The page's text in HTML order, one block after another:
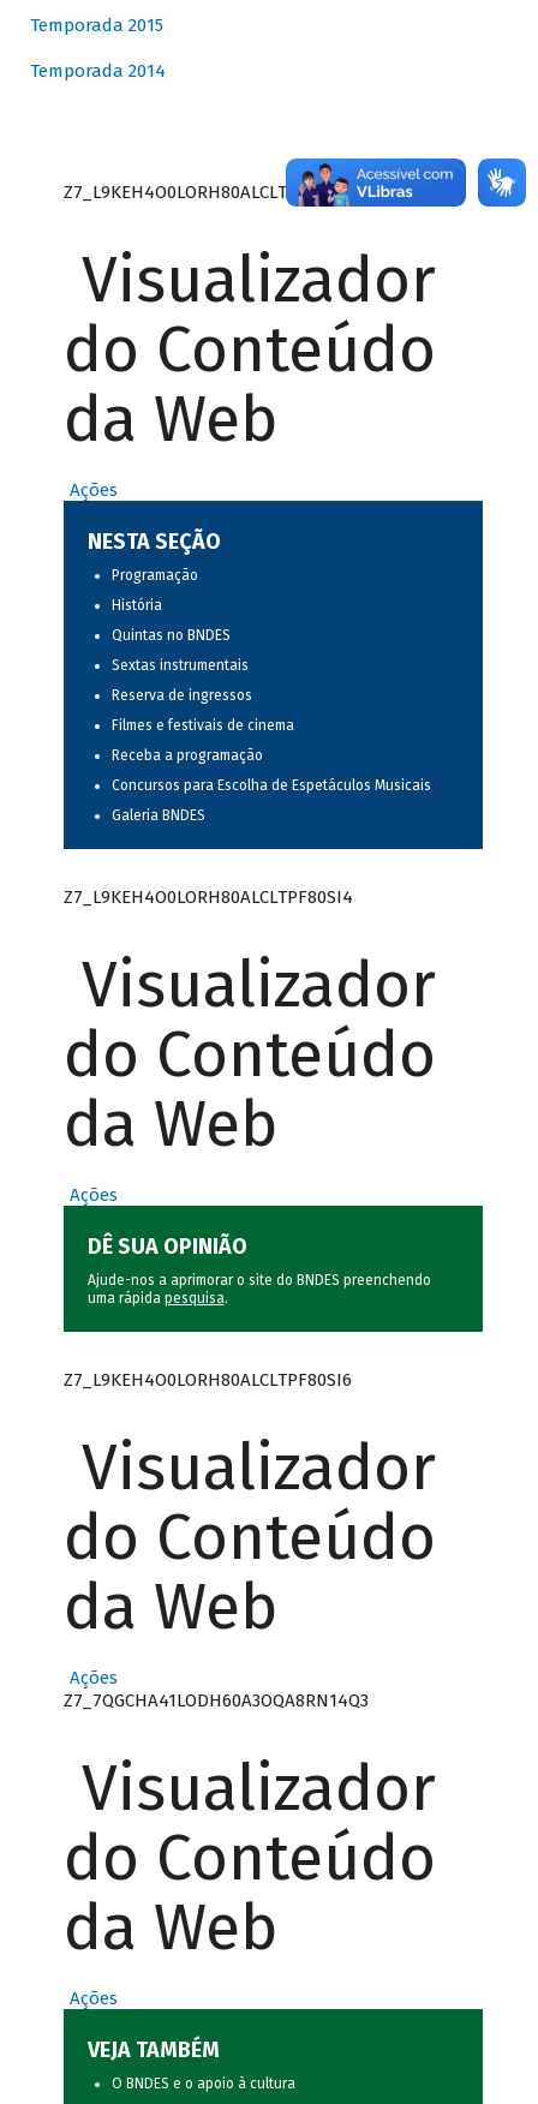
Temporada 2015
Temporada 2014
Z7_L9KEH4O0LORH80ALCLTPF80S27
Visualizador
do Conteúdo
da Web
Ações
NESTA SEÇÃO
Programação
História
Quintas no BNDES
Sextas instrumentais
Reserva de ingressos
Filmes e festivais de cinema
Receba a programação
Concursos para Escolha de Espetáculos Musicais
Galeria BNDES
Z7_L9KEH4O0LORH80ALCLTPF80SI4
Visualizador
do Conteúdo
da Web
Ações
DÊ SUA OPINIÃO
Ajude-nos a aprimorar o site do BNDES preenchendo
uma rápida pesquisa.
Z7_L9KEH4O0LORH80ALCLTPF80SI6
Visualizador
do Conteúdo
da Web
Ações
Z7_7QGCHA41LODH60A3OQA8RN14Q3
Visualizador
do Conteúdo
da Web
Ações
VEJA TAMBÉM
O BNDES e o apoio à cultura